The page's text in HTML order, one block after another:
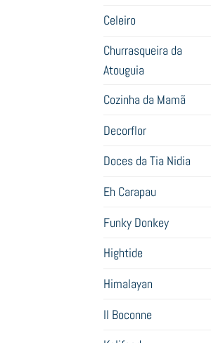
Celeiro
Churrasqueira da
Atouguia
Cozinha da Mamã
Decorflor
Doces da Tia Nidia
Eh Carapau
Funky Donkey
Hightide
Himalayan
Il Boconne